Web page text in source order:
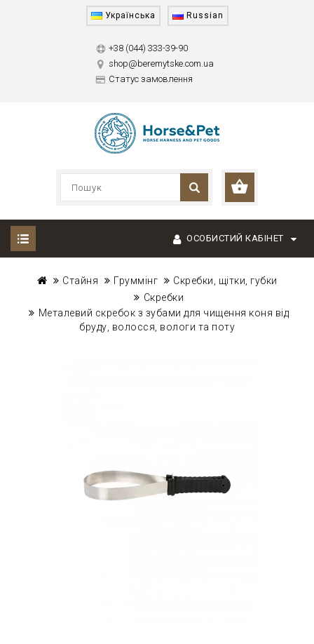
Українська Russian
+38 (044) 333-39-90
shop@beremytske.com.ua
Статус замовлення
ОСОБИСТИЙ КАБІНЕТ
Стайня Груммінг
Скребки, щітки, губки
Скребки
Металевий скребок з зубами для чищення коня від
бруду, волосся, вологи та поту